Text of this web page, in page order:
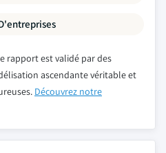
rapport est validé par des
ascendante véritable et
Découvrez notre